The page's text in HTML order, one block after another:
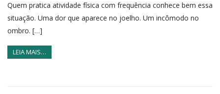
Quem pratica atividade física com frequência conhece bem essa
situação. Uma dor que aparece no joelho. Um incômodo no
ombro. […]
LEIA MAIS…